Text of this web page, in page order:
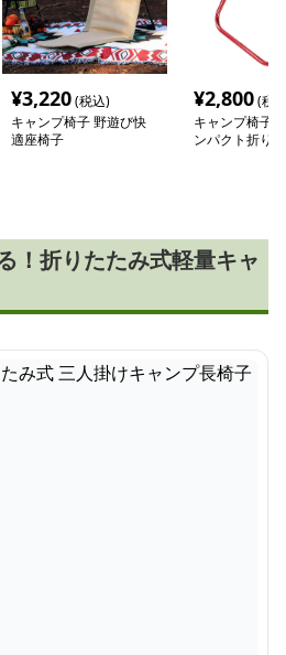
¥3,220(税込)
キャンプ椅子 野遊び快
適座椅子
¥2,800(税
キャンプ椅子
ンパクト折り
！折りたたみ式軽量キャ